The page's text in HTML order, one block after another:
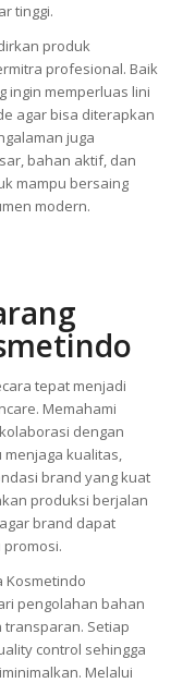
tinggi.
produk
profesional. Baik
ingin memperluas lini
agar bisa diterapkan
juga
bahan aktif, dan
mampu bersaing
modern.
tepat menjadi
Memahami
dengan
kualitas,
brand yang kuat
produksi berjalan
brand dapat
Kosmetindo
pengolahan bahan
Setiap
control sehingga
Melalui